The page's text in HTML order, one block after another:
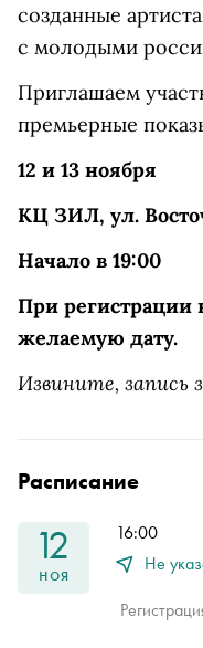
созданные
с молодыми
Приглашаем
премьерные
12 и 13 ноября
КЦ ЗИЛ, ул.
Начало в 19:00
При регистрации
желаемую дату.
Извините, запись
Расписание
12
ноя
16:00
Не